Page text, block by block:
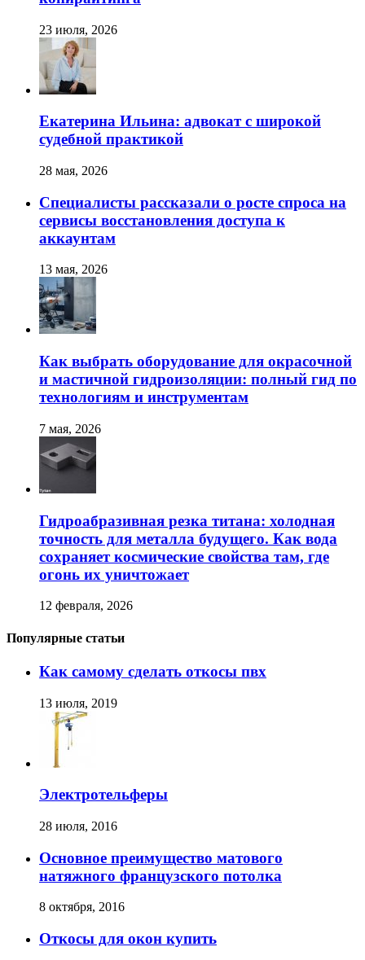
23 июля, 2026
Екатерина Ильина: адвокат с широкой
судебной практикой
28 мая, 2026
Специалисты рассказали о росте спроса на
сервисы восстановления доступа к
аккаунтам
13 мая, 2026
Как выбрать оборудование для окрасочной
и мастичной гидроизоляции: полный гид по
технологиям и инструментам
7 мая, 2026
Гидроабразивная резка титана: холодная
точность для металла будущего. Как вода
сохраняет космические свойства там, где
огонь их уничтожает
12 февраля, 2026
Популярные статьи
Как самому сделать откосы пвх
13 июля, 2019
Электротельферы
28 июля, 2016
Основное преимущество матового
натяжного французского потолка
8 октября, 2016
Откосы для окон купить